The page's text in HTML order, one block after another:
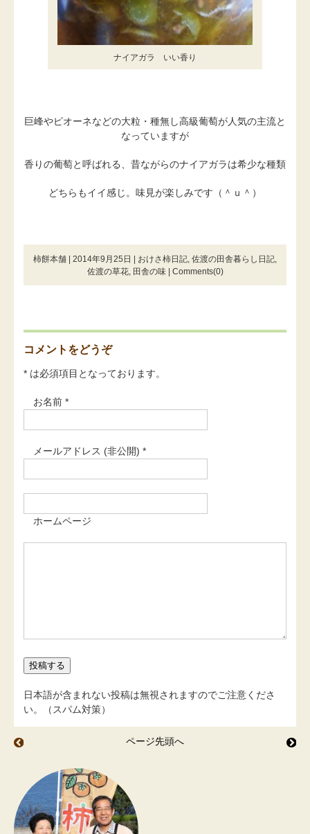
ナイアガラ いい香り
巨峰やピオーネなどの大粒・種無し高級葡萄が人気の主流と
なっていますが
香りの葡萄と呼ばれる、昔ながらのナイアガラは希少な種類
どちらもイイ感じ。味見が楽しみです（＾ｕ＾）
柿餅本舗 | 2014年9月25日 | おけさ柿日記 佐渡の田舎暮らし日記
佐渡の草花, 田舎の味| Comments(0)
コメントをどうぞ
* は必須項目となっております。
お名前 *
メールアドレス (非公開) *
ホームページ
日本語が含まれない投稿は無視されますのでご注意くださ
い。（スパム対策）
ページ先頭へ